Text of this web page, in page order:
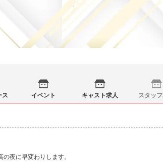
ス イベント キャスト求人 スタッ
夜に早変わりします。